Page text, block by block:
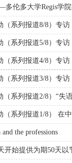
伦多大学Regis学
（系列报道8/8）专
（系列报道5/8）专
（系列报道4/8）专
（系列报道3/8）专
（系列报道2/8）“失
（系列报道1/8） 在
the professions
开始提供为期50天以